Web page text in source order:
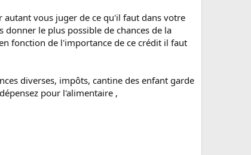
vous juger de ce qu'il faut dans votre
le plus possible de chances de la
fonction de l'importance de ce crédit il faut
diverses, impôts, cantine des enfant garde
pour l'alimentaire ,